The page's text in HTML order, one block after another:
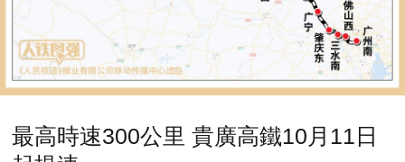
最高時速300公里 貴廣高鐵10月11日